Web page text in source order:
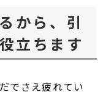
から、引
立ちます
でさえ疲れてい